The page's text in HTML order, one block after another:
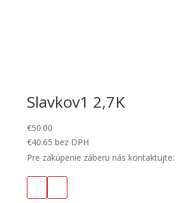
Slavkov1 2,7K
€50.00
€40.65 bez DPH
Pre zakúpenie záberu nás kontaktujte: